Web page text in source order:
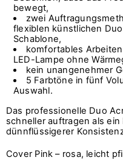
bewegt,
zwei
flexiblen künstlichen
Schablone,
komfortables
LED-Lampe ohne
kein unangenehmer
5 Farbtöne in fünf
Auswahl.
Das professionelle Duo
schneller auftragen als
dünnflüssigerer
Cover Pink – rosa, leicht